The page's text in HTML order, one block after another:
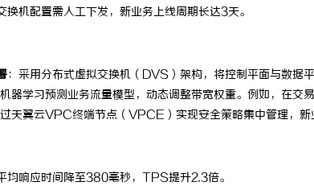
换机配置需人工下发，新业务上线周期长达3天。
：采用分布式虚拟交换机（DVS）架构，将控制平面与数据
器学习预测业务流量模型，动态调整带宽权重。例如，在交
天翼云VPC终端节点（VPCE）实现安全策略集中管理，新
均响应时间降至380毫秒，TPS提升2.3倍。